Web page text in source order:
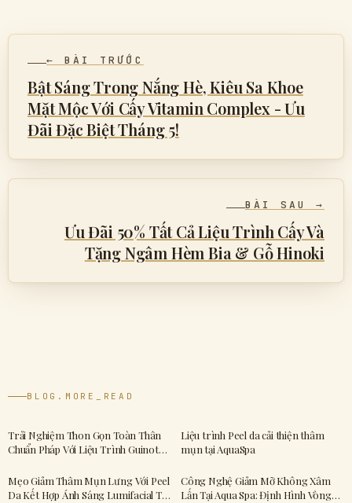
← BÀI TRƯỚC
Bật Sáng Trong Nắng Hè, Kiêu Sa Khoe
Mặt Mộc Với Cấy Vitamin Complex - Ưu
Đãi Đặc Biệt Tháng 5!
BÀI SAU →
Ưu Đãi 50% Tất Cả Liệu Trình Cấy Và
Tặng Ngâm Hèm Bia & Gỗ Hinoki
BLOG.MORE_READ
Trải Nghiệm Thon Gọn Toàn Thân
Chuẩn Pháp Với Liệu Trình Guinot
Liệu trình Peel da cải thiện thâm
mụn tại AquaSpa
Mẹo Giảm Thâm Mụn Lưng Với Peel
Da Kết Hợp Ánh Sáng Lumifacial Tại
Công Nghệ Giảm Mỡ Không Xâm
Lấn Tại Aqua Spa: Định Hình Vòng